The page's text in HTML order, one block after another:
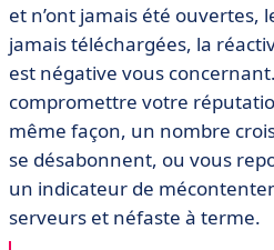
et n’ont jamais été ouvertes,
jamais téléchargées, la
est négative vous
compromettre votre
même façon, un nombre
se désabonnent, ou vous
un indicateur de
serveurs et néfaste à terme.